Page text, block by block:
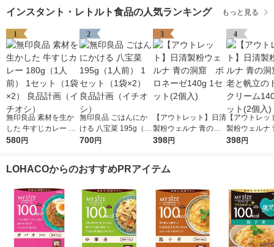
インスタント・レトルト食品の人気ランキング もっと見る
1
無印良品 素材を生か
した 牛すじカレー 18
0g（1人前） 1セット
580円
2
無印良品 ごはんにか
ける 八宝菜 195g（1
人前） 1セット（1袋×
700円
3
【アウトレット】日清
製粉ウェルナ 青の洞
窟 ボロネーゼ140g
398円
4
【アウトレッ
製粉ウェルナ
窟 海老と帆
398円
LOHACOからのおすすめPRアイテム